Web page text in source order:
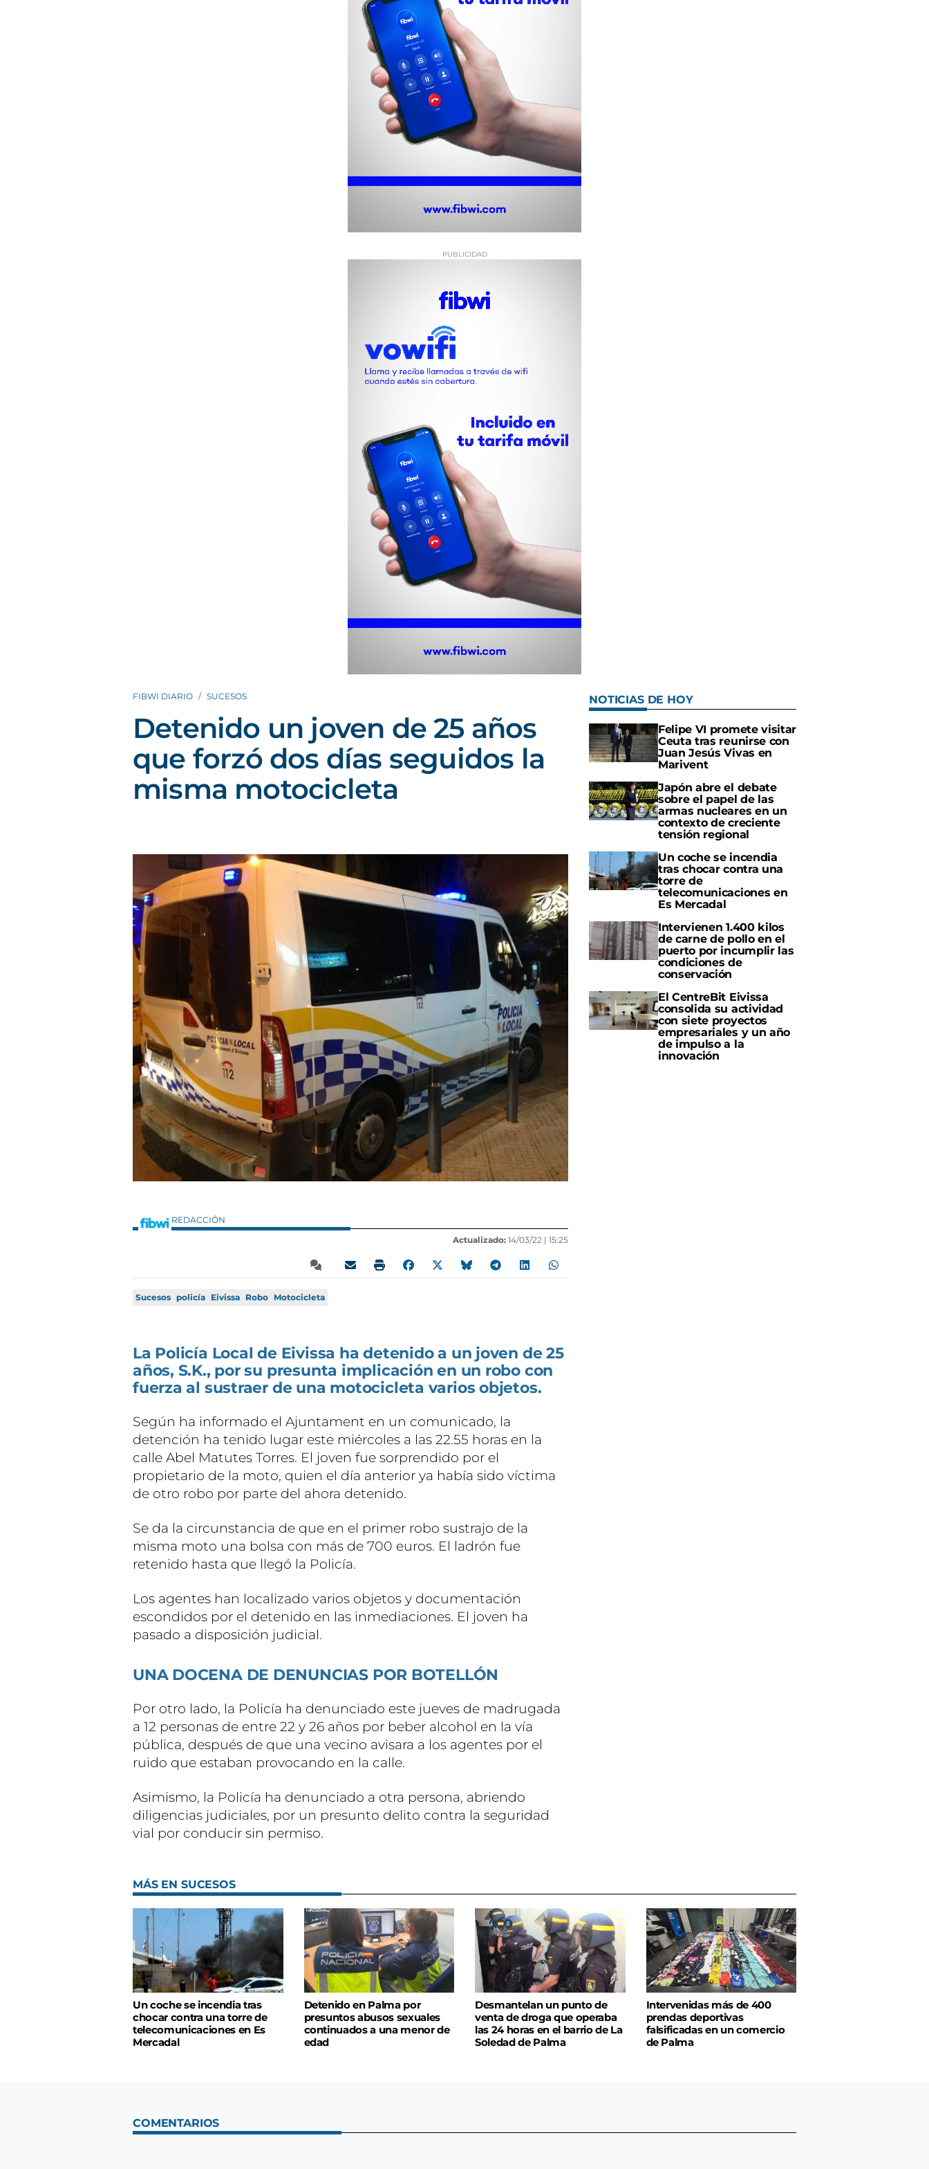
FIBWI DIARIO SUCESOS
Detenido un joven de 25 años
que forzó dos días seguidos la
misma motocicleta
REDACCIÓN
Actualizado: 14/03/22 | 15:25
Sucesos policía Eivissa Robo Motocicleta
La Policía Local de Eivissa ha detenido a un joven de 25
años, S.K., por su presunta implicación en un robo con
fuerza al sustraer de una motocicleta varios objetos.
Según ha informado el Ajuntament en un comunicado, la
detención ha tenido lugar este miércoles a las 22.55 horas en la
calle Abel Matutes Torres. El joven fue sorprendido por el
propietario de la moto, quien el día anterior ya había sido víctima
de otro robo por parte del ahora detenido.
Se da la circunstancia de que en el primer robo sustrajo de la
misma moto una bolsa con más de 700 euros. El ladrón fue
retenido hasta que llegó la Policía.
Los agentes han localizado varios objetos y documentación
escondidos por el detenido en las inmediaciones. El joven ha
pasado a disposición judicial.
UNA DOCENA DE DENUNCIAS POR BOTELLÓN
Por otro lado, la Policía ha denunciado este jueves de madrugada
a 12 personas de entre 22 y 26 años por beber alcohol en la vía
pública, después de que una vecino avisara a los agentes por el
ruido que estaban provocando en la calle.
Asimismo, la Policía ha denunciado a otra persona, abriendo
diligencias judiciales, por un presunto delito contra la seguridad
vial por conducir sin permiso.
NOTICIAS DE HOY
Felipe VI promete visitar
Ceuta tras reunirse con
Juan Jesús Vivas en
Marivent
Japón abre el debate
sobre el papel de las
armas nucleares en un
contexto de creciente
tensión regional
Un coche se incendia
tras chocar contra una
torre de
telecomunicaciones en
Es Mercadal
Intervienen 1.400 kilos
de carne de pollo en el
puerto por incumplir las
condiciones de
conservación
El CentreBit Eivissa
consolida su actividad
con siete proyectos
empresariales y un año
de impulso a la
innovación
MÁS EN SUCESOS
Un coche se incendia tras
chocar contra una torre de
telecomunicaciones en Es
Mercadal
Detenido en Palma por
presuntos abusos sexuales
continuados a una menor de
edad
Desmantelan un punto de
venta de droga que operaba
las 24 horas en el barrio de La
Soledad de Palma
Intervenidas más de 400
prendas deportivas
falsificadas en un comercio
de Palma
COMENTARIOS